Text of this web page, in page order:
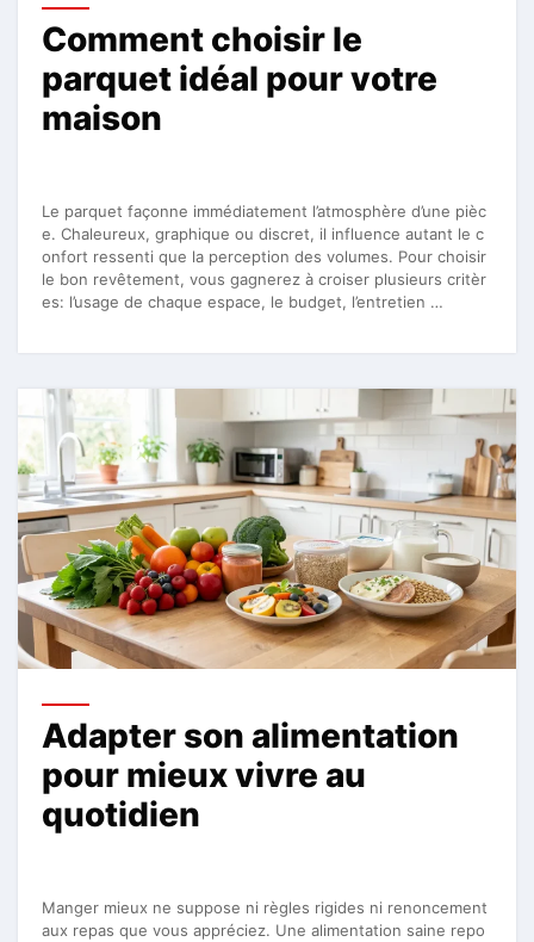
Comment choisir le
parquet idéal pour votre
maison
Le parquet façonne immédiatement l’atmosphère d’une pièc
e. Chaleureux, graphique ou discret, il influence autant le c
onfort ressenti que la perception des volumes. Pour choisir
le bon revêtement, vous gagnerez à croiser plusieurs critèr
es: l’usage de chaque espace, le budget, l’entretien …
Adapter son alimentation
pour mieux vivre au
quotidien
Manger mieux ne suppose ni règles rigides ni renoncement
aux repas que vous appréciez. Une alimentation saine repo